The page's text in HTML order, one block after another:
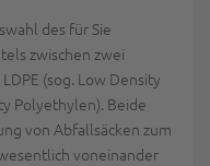
des für Sie
zwischen zwei
(sog. Low Density
Polyethylen). Beide
von Abfallsäcken zum
voneinander